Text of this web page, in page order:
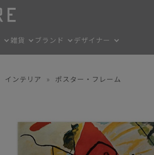
雑貨 ブランド デザイナー
インテリア » ポスター・フレーム